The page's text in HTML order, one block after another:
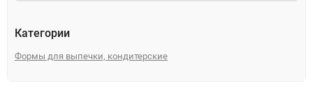
Категории
Формы для выпечки, кондитерские